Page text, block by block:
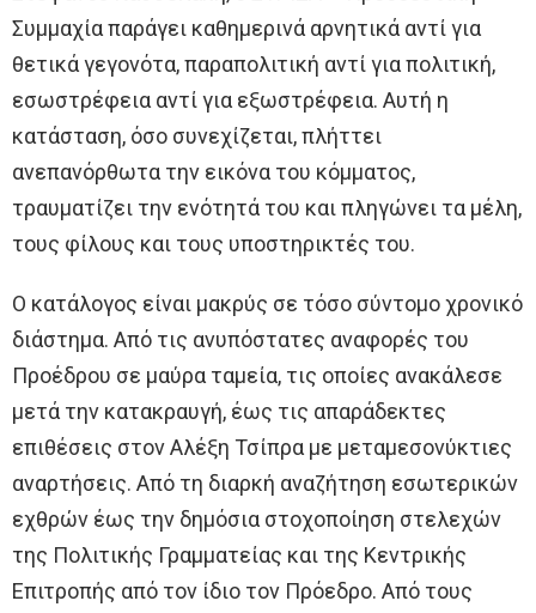
Συμμαχία παράγει καθημερινά αρνητικά αντί για
θετικά γεγονότα, παραπολιτική αντί για πολιτική,
εσωστρέφεια αντί για εξωστρέφεια. Αυτή η
κατάσταση, όσο συνεχίζεται, πλήττει
ανεπανόρθωτα την εικόνα του κόμματος,
τραυματίζει την ενότητά του και πληγώνει τα μέλη,
τους φίλους και τους υποστηρικτές του.
Ο κατάλογος είναι μακρύς σε τόσο σύντομο χρονικό
διάστημα. Από τις ανυπόστατες αναφορές του
Προέδρου σε μαύρα ταμεία, τις οποίες ανακάλεσε
μετά την κατακραυγή, έως τις απαράδεκτες
επιθέσεις στον Αλέξη Τσίπρα με μεταμεσονύκτιες
αναρτήσεις. Από τη διαρκή αναζήτηση εσωτερικών
εχθρών έως την δημόσια στοχοποίηση στελεχών
της Πολιτικής Γραμματείας και της Κεντρικής
Επιτροπής από τον ίδιο τον Πρόεδρο. Από τους